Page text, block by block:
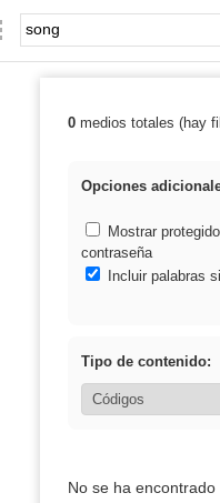
Palabra o frase:
Resultados
0medios totales (hay
Opciones
Mostrar
contraseña
Incluir palabras
Tipo de contenido:
No se ha encontrado